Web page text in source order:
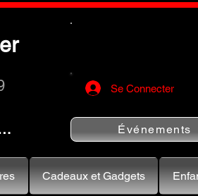
Se Connecter
Événements
Cadeaux et Gadgets